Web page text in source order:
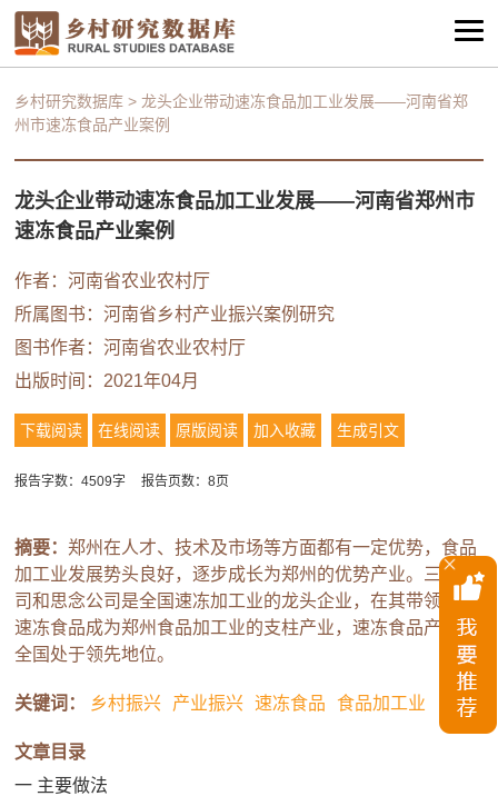
乡村研究数据库 >龙头企业带动速冻食品加工业发展——河南省郑
州市速冻食品产业案例
龙头企业带动速冻食品加工业发展——河南省郑州市
速冻食品产业案例
作者：河南省农业农村厅
所属图书：河南省乡村产业振兴案例研究
图书作者：河南省农业农村厅
出版时间：2021年04月
下载阅读 在线阅读 原版阅读 加入收藏 生成引文
报告字数：4509字 报告页数：8页
摘要：郑州在人才、技术及市场等方面都有一定优势，食品
加工业发展势头良好，逐步成长为郑州的优势产业。三全公
司和思念公司是全国速冻加工业的龙头企业，在其带领下，
速冻食品成为郑州食品加工业的支柱产业，速冻食品产值在
全国处于领先地位。
关键词： 乡村振兴 产业振兴 速冻食品 食品加工业
文章目录
一 主要做法